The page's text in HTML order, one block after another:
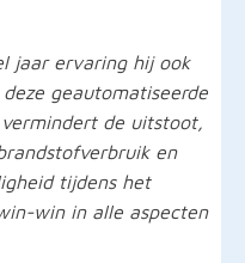
jaar ervaring hij ook
geautomatiseerde
de uitstoot,
en
tijdens het
win in alle aspecten